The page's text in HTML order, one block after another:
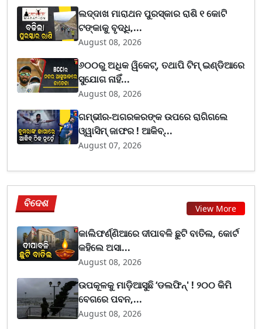
ଲଦ୍ଦାଖ ମାରାଥନ ପୁରସ୍କାର ରାଶି ୧ କୋଟି
ଟଙ୍କାକୁ ବୃଦ୍ଧି,...
August 08, 2026
୬୦୦ରୁ ଅଧିକ ୱିକେଟ୍, ତଥାପି ଟିମ୍ ଇଣ୍ଡିଆରେ
ସୁଯୋଗ ନାହିଁ...
August 08, 2026
ଗମ୍ଭୀର-ଅଗରକରଙ୍କ ଉପରେ ରାଗିଗଲେ
ଓ୍ୱାସିମ୍ ଜାଫର ! ଆକିବ୍...
August 07, 2026
ବିଦେଶ View More
କାଲିଫର୍ଣ୍ଣିଆରେ ଦୀପାବଳି ଛୁଟି ବାତିଲ, କୋର୍ଟ
କହିଲେ ଅସା...
August 08, 2026
ଉପକୂଳକୁ ମାଡ଼ିଆସୁଛି ‘ଡଲଫିନ୍' ! ୨୦୦ କିମି
ବେଗରେ ପବନ,...
August 08, 2026